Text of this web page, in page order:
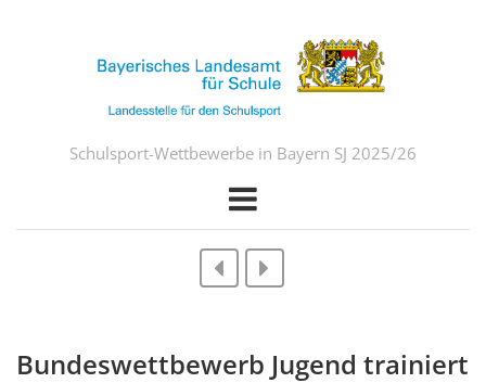
Schulsport-Wettbewerbe in Bayern SJ 2025/26
Bundeswettbewerb Jugend trainiert